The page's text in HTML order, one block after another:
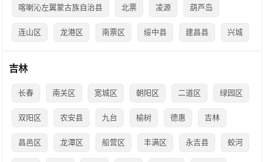
喀喇沁左翼蒙古族自治县 北票 凌源 葫芦岛
连山区 龙港区 南票区 绥中县 建昌县 兴城
吉林
长春 南关区 宽城区 朝阳区 二道区 绿园区
双阳区 农安县 九台 榆树 德惠 吉林
昌邑区 龙潭区 船营区 丰满区 永吉县 蛟河